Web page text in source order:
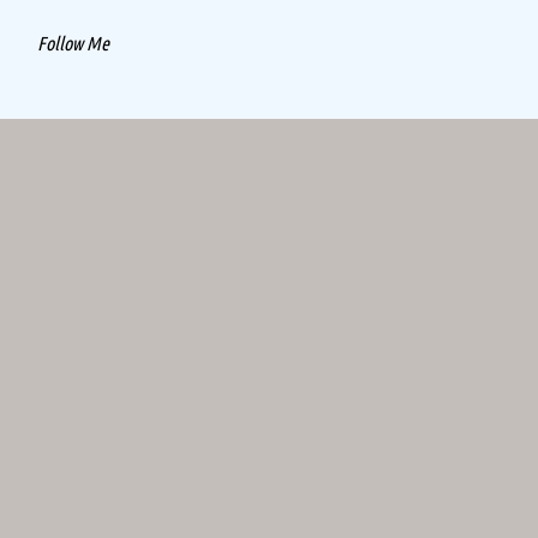
Follow Me